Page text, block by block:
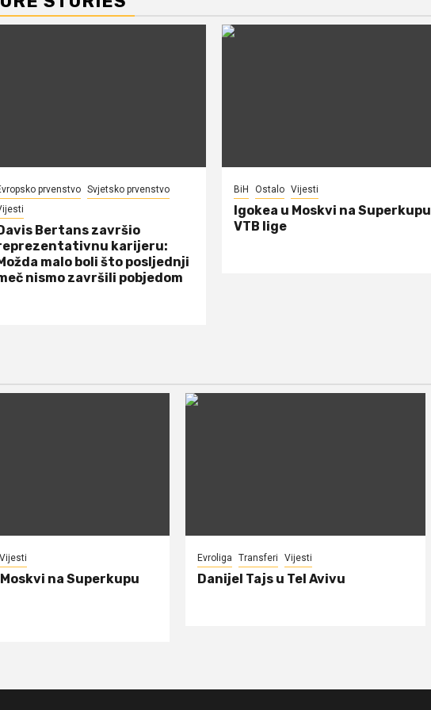
prvenstvo Svjetsko prvenstvo
Bertans završio
karijeru:
malo boli što posljednji
nismo završili pobjedom
BiH Ostalo Vijesti
Igokea u Moskvi na Superkupu
VTB lige
na Superkupu
Evroliga Transferi Vijesti
Danijel Tajs u Tel Avivu